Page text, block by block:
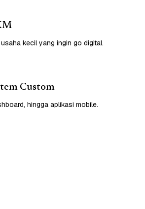
kecil yang ingin go digital.
Custom
hingga aplikasi mobile.